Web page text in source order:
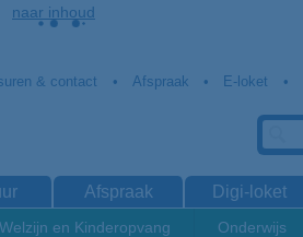
naar inhoud
& contact Afspraak E-loket
Welzijn en Kinderopvang Onderwijs
Afspraak Digi-loket